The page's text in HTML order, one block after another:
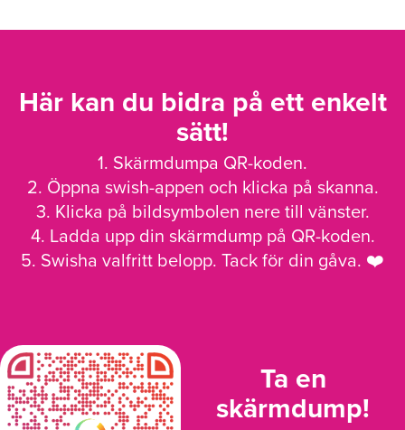
Här kan du bidra på ett enkelt
sätt!
1. Skärmdumpa QR-koden.
2. Öppna swish-appen och klicka på skanna.
3. Klicka på bildsymbolen nere till vänster.
4. Ladda upp din skärmdump på QR-koden.
5. Swisha valfritt belopp. Tack för din gåva. ❤️
Ta en
skärmdump!